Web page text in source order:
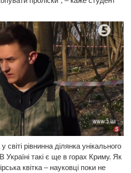
рівнинна ділянка унікального
Україні такі є ще в горах Криму. Як
квітка – науковці поки не